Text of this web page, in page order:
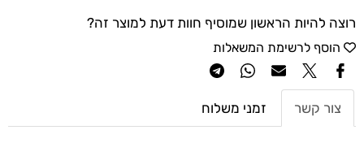
רוצה להיות הראשון שמוסיף חוות דעת למוצר זה?
הוסף לרשימת המשאלות
צור קשר זמני משלוח